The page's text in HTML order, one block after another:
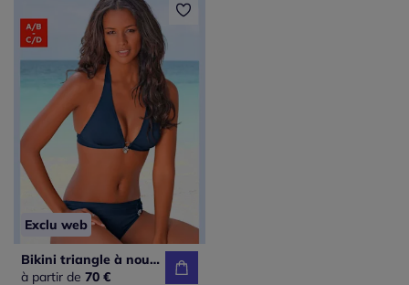
Exclu web
Bikini triangle à nouer avec accessoires argentés amovibles
à partir de 70 €